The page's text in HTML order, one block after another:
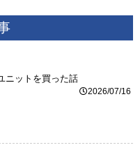
ニットを買った話
2026/07/16